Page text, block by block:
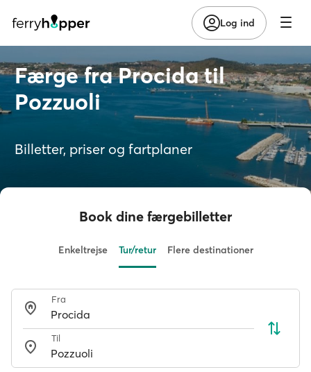
Log ind
Færge fra Procida til
Pozzuoli
Billetter, priser og fartplaner
Book dine færgebilletter
Enkeltrejse Tur/retur Flere destinationer
Fra
Til